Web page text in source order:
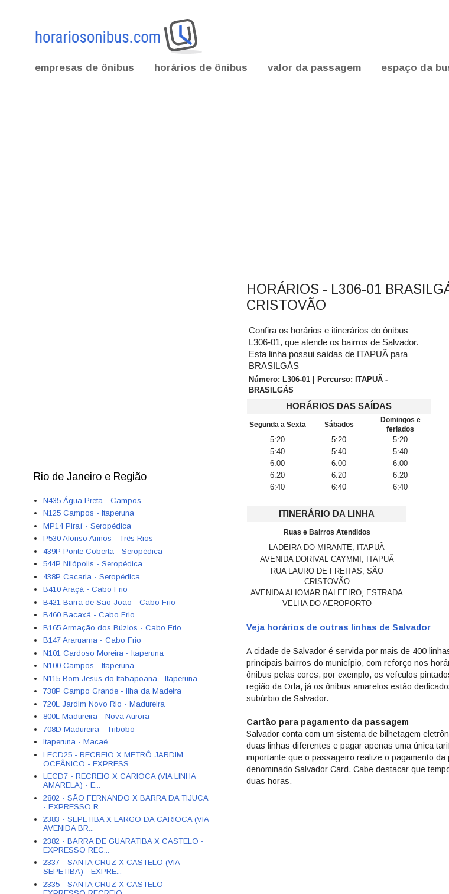
empresas de ônibus horários de ônibus valor da passagem espaço da
HORÁRIOS - L306-01
CRISTOVÃO
Confira os horários e itinerários do ônibus
L306-01, que atende os bairros de Salvador.
Esta linha possui saídas de ITAPUÃ para
BRASILGÁS
Número: L306-01 | Percurso: ITAPUÃ -
BRASILGÁS
HORÁRIOS DAS SAÍDAS
Segunda a Sexta Sábados
Domingos e
feriados
5:20 5:20
5:20
5:40
5:40
5:40
6:00
6:00
6:00
6:20
6:20
6:20
6:40
6:40 6:40
ITINERÁRIO DA LINHA
Ruas e Bairros Atendidos
LADEIRA DO MIRANTE, ITAPUÃ
AVENIDA DORIVAL CAYMMI, ITAPUÃ
RUA LAURO DE FREITAS, SÃO
CRISTOVÃO
AVENIDA ALIOMAR BALEEIRO, ESTRADA
VELHA DO AEROPORTO
Veja horários de outras linhas de Salvador
A cidade de Salvador é servida por mais de 400
principais bairros do município, com reforço nos
ônibus pelas cores, por exemplo, os veículos
região da Orla, já os ônibus amarelos estão
subúrbio de Salvador.
Cartão para pagamento da passagem
Salvador conta com um sistema de bilhetagem
duas linhas diferentes e pagar apenas uma única
importante que o passageiro realize o pagamento
denominado Salvador Card. Cabe destacar que
duas horas.
Rio de Janeiro e Região
N435 Água Preta - Campos
N125 Campos - Itaperuna
MP14 Piraí - Seropédica
P530 Afonso Arinos - Três Rios
439P Ponte Coberta - Seropédica
544P Nilópolis - Seropédica
438P Cacaria - Seropédica
B410 Araçá - Cabo Frio
B421 Barra de São João - Cabo Frio
B460 Bacaxá - Cabo Frio
B165 Armação dos Búzios - Cabo Frio
B147 Araruama - Cabo Frio
N101 Cardoso Moreira - Itaperuna
N100 Campos - Itaperuna
N115 Bom Jesus do Itabapoana - Itaperuna
738P Campo Grande - Ilha da Madeira
720L Jardim Novo Rio - Madureira
800L Madureira - Nova Aurora
708D Madureira - Tribobó
Itaperuna - Macaé
LECD25 - RECREIO X METRÔ JARDIM
OCEÂNICO - EXPRESS...
LECD7 - RECREIO X CARIOCA (VIA LINHA
AMARELA) - E...
2802 - SÃO FERNANDO X BARRA DA TIJUCA
- EXPRESSO R...
2383 - SEPETIBA X LARGO DA CARIOCA (VIA
AVENIDA BR...
2382 - BARRA DE GUARATIBA X CASTELO -
EXPRESSO REC...
2337 - SANTA CRUZ X CASTELO (VIA
SEPETIBA) - EXPRE...
2335 - SANTA CRUZ X CASTELO -